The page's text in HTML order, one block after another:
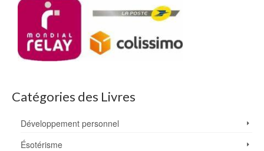
Catégories des Livres
Développement personnel
Ésotérisme